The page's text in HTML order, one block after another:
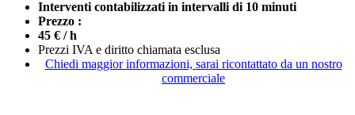
Interventi contabilizzati in intervalli di 10 minuti
Prezzo :
45 € / h
Prezzi IVA e diritto chiamata esclusa
Chiedi maggior informazioni, sarai ricontattato da un nostro
commerciale